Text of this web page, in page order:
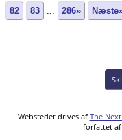
82 83 ... 286»
Webstedet drives af The
forfattet af